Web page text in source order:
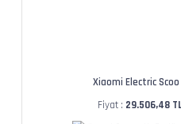
Xiaomi Electric Scoo
Fiyat : 29.506,48